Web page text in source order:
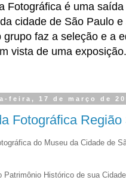
Fotográfica é uma
cidade de São Paulo
grupo faz a seleção e a
vista de uma
feira, 17 de março de
Fotográfica Região
do Museu da Cidade de
Patrimônio Histórico de sua Cidade